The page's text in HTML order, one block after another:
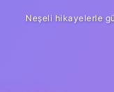
Neşeli hikayelerle